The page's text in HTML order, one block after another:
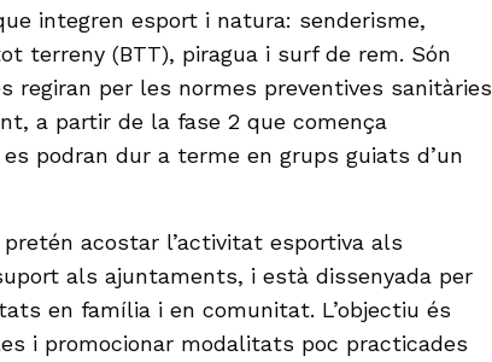
integren esport i natura: senderisme,
terreny (BTT), piragua i surf de rem. Són
regiran per les normes preventives sanitàries
a partir de la fase 2 que comença
podran dur a terme en grups guiats d’un
acostar l’activitat esportiva als
als ajuntaments, i està dissenyada per
en família i en comunitat. L’objectiu és
i promocionar modalitats poc practicades